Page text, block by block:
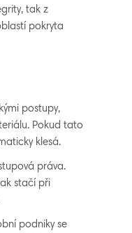
tak z
pokryta
postupy,
Pokud tato
klesá.
práva.
stačí při
podniky se